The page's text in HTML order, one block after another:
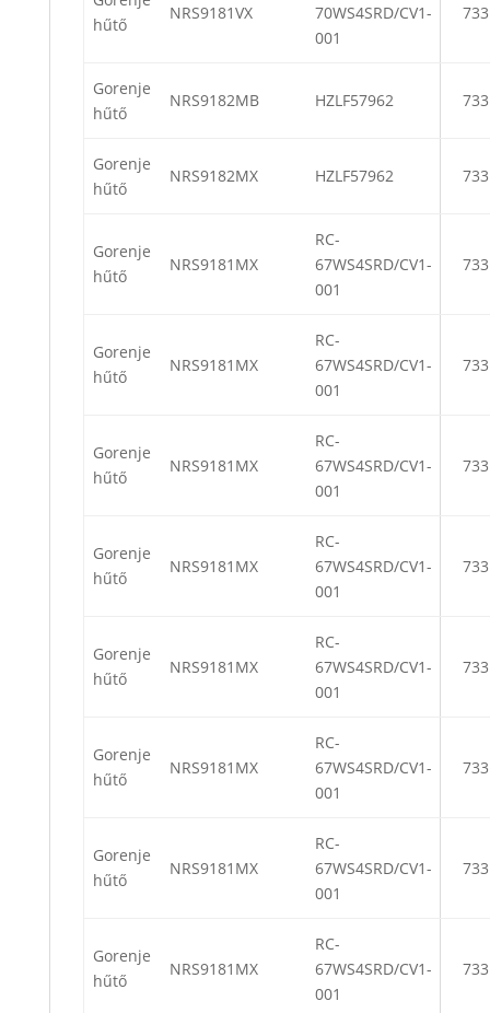
hűtő
NRS9181VX
70WS4SRD/CV1-
001
Gorenje
hűtő
NRS9182MB HZLF57962
Gorenje
hűtő
NRS9182MX HZLF57962
Gorenje
hűtő
NRS9181MX
RC-
67WS4SRD/CV1-
001
Gorenje
hűtő
NRS9181MX
RC-
67WS4SRD/CV1-
001
Gorenje
hűtő
NRS9181MX
RC-
67WS4SRD/CV1-
001
Gorenje
hűtő
NRS9181MX
RC-
67WS4SRD/CV1-
001
Gorenje
hűtő
NRS9181MX
RC-
67WS4SRD/CV1-
001
Gorenje
hűtő
NRS9181MX
RC-
67WS4SRD/CV1-
001
Gorenje
hűtő
NRS9181MX
RC-
67WS4SRD/CV1-
001
Gorenje
hűtő
NRS9181MX
RC-
67WS4SRD/CV1-
001